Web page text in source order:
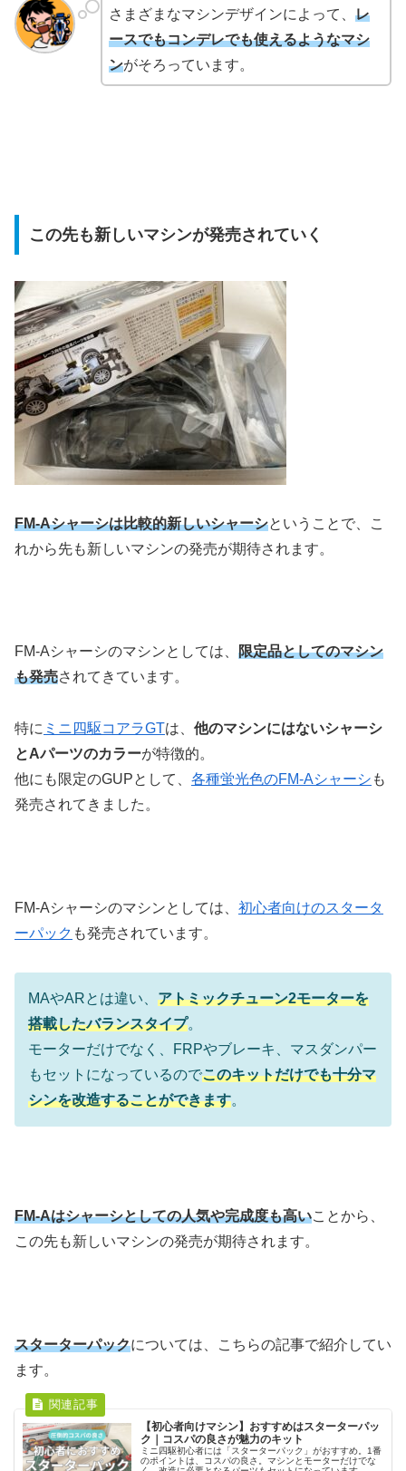
さまざまなマシンデザインによって、 レ
ースでもコンデレでも使えるようなマシ
ンがそろっています。
この先も新しいマシンが発売されていく
FM-Aシャーシは比較的新しいシャーシということで、こ
れから先も新しいマシンの発売が期待されます。
FM-Aシャーシのマシンとしては、 限定品としてのマシン
も発売されてきています。
特に ミニ四駆コアラGTは、 他のマシンにはないシャーシ
とAパーツのカラーが特徴的。
他にも限定のGUPとして、 各種蛍光色のFM-Aシャーシ も
発売されてきました。
FM-Aシャーシのマシンとしては、 初心者向けのスタータ
ーパック も発売されています。
MAやARとは違い、 アトミックチューン2モーターを
搭載したバランスタイプ。
モーターだけでなく、FRPやブレーキ、マスダンパー
もセットになっているのでこのキットだけでも十分マ
シンを改造することができます。
FM-Aはシャーシとしての人気や完成度も高いことから、
この先も新しいマシンの発売が期待されます。
スターターパックについては、こちらの記事で紹介してい
ます。
【初心者向けマシン】おすすめはスターターパッ
ク｜コスパの良さが魅力のキット
ミニ四駆初心者には「スターターパック」がおすすめ。1番
のポイントは、コスパの良さ。マシンとモーターだけでな